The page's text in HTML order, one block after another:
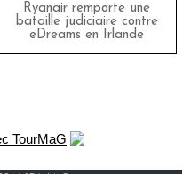
Ryanair remporte une
bataille judiciaire contre
eDreams en Irlande